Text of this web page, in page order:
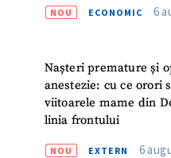
NOU ECONOMIC 6
Nașteri premature și
anestezie: cu ce orori
viitoarele mame din
linia frontului
NOU EXTERN 6
+ Numele meu
+ Emailul meu